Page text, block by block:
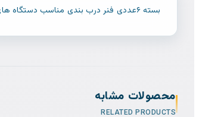
بسته ۶عددی فنر درب بندی مناسب دستگاه های پرکن توان صنعت ابعاد آزاد فنر : ضخامت 4 میلیمتر داخل : 19 میلیمتر قطر پشت 28 میلیمتر ارتفاع 90 میلیمتر جنس فنر : فولاد
محصولات مشابه
RELATED PRODUCTS